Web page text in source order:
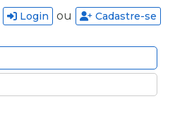
Login ou Cadastre-se